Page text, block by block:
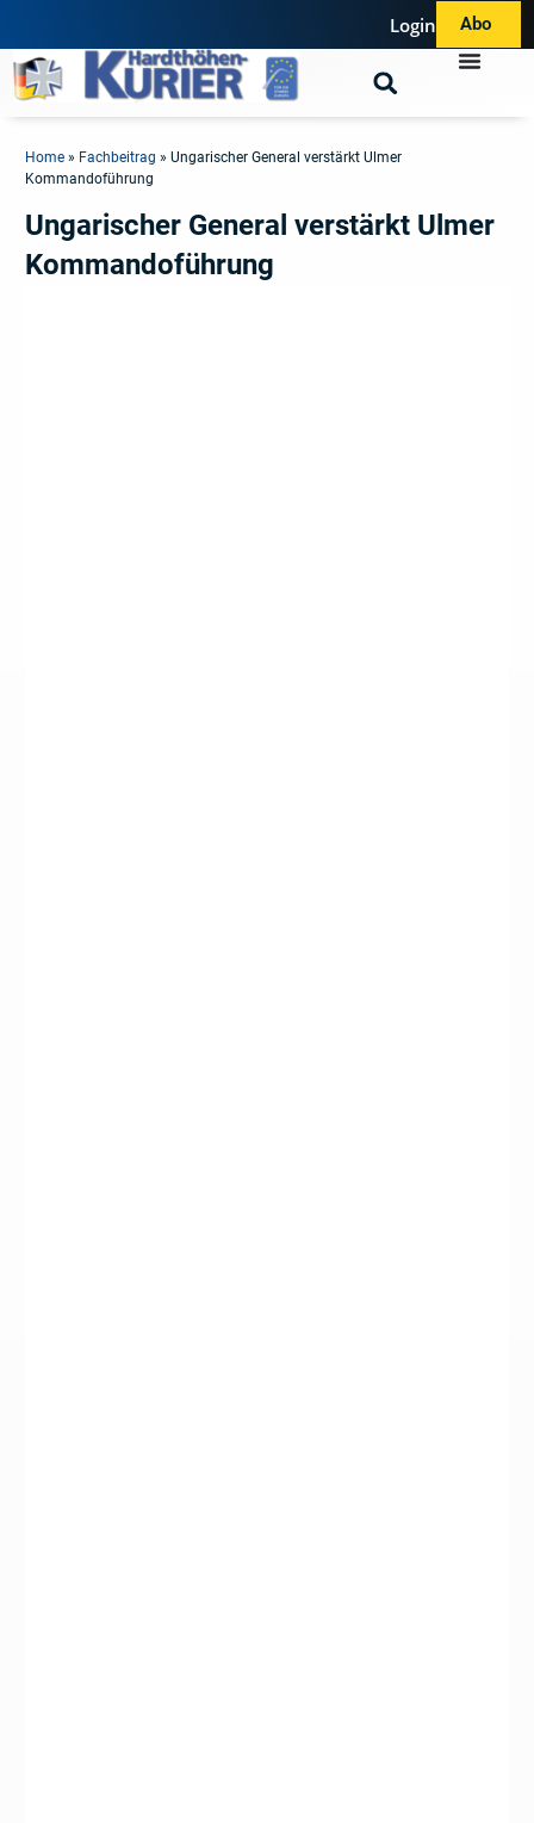
Login Abo
Home » Fachbeitrag »Ungarischer General verstärkt Ulmer
Kommandoführung
Ungarischer General verstärkt Ulmer
Kommandoführung